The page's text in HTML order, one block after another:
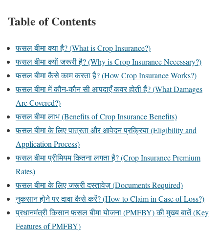
Table of Contents
फसल बीमा क्या है? (What is Crop Insurance?)
फसल बीमा क्यों जरूरी है? (Why is Crop Insurance Necessary?)
फसल बीमा कैसे काम करता है? (How Crop Insurance Works?)
फसल बीमा में कौन-कौन सी आपदाएँ कवर होती हैं? (What Damages
Are Covered?)
फसल बीमा लाभ (Benefits of Crop Insurance Benefits)
फसल बीमा के लिए पात्रता और आवेदन प्रक्रिया (Eligibility and
Application Process)
फसल बीमा प्रीमियम कितना लगता है? (Crop Insurance Premium
Rates)
फसल बीमा के लिए जरूरी दस्तावेज़ (Documents Required)
नुकसान होने पर दावा कैसे करें? (How to Claim in Case of Loss?)
प्रधानमंत्री किसान फसल बीमा योजना (PMFBY) की मुख्य बातें (Key
Features of PMFBY)